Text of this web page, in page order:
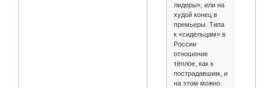
лидеры», или на
худой конец в
премьеры. Типа
к «сидельцам» в
России
отношение
тёплое, как к
пострадавшим, и
на этом можно